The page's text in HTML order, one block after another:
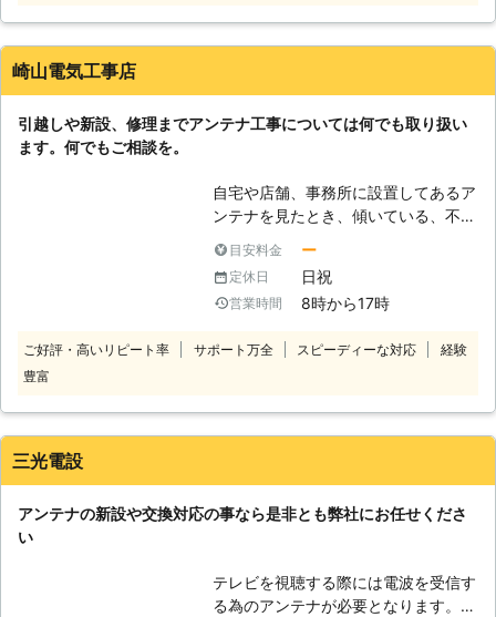
ので、どのようなことに対しても懇切
崎山電気工事店
引越しや新設、修理までアンテナ工事については何でも取り扱い
ます。何でもご相談を。
自宅や店舗、事務所に設置してあるア
ンテナを見たとき、傾いている、不安
いう状況を目にしたときは、できるだ
け早く弊社にご連絡ください。大きな
事故を起こしてしまうと大変で、時に
急に対策が必要です。弊社ならすぐに
いたします。どこよりも安い低価格は
す。
目安料金 ー
定休日 日祝
営業時間 8時から17時
ご好評・高いリピート率 サポート万全 スピーディーな対応
経験
豊富
三光電設
アンテナの新設や交換対応の事なら是非とも弊社にお任せくださ
い
テレビを視聴する際には電波を受信す
る為のアンテナが必要となります。こ